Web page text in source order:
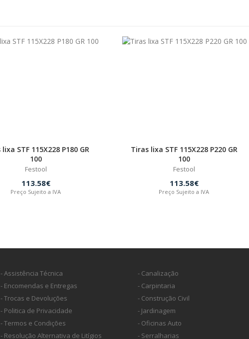
STF 115X228 P180 GR
100
Festool
113.58€
Preço Sujeito a IVA
Tiras lixa STF 115X228 P220 GR
100
Festool
113.58€
Preço Sujeito a IVA
- Assistência Técnica
- Encomendas e Entregas
- Trocas e Devoluções
- Politica de Privacidade
- Termos e Condições
- Resolução Alternativa de Litígios
- Canalização
- Carpintaria
- Construção Civil
- Jardinagem
- Oficinas Auto
- Serralharias